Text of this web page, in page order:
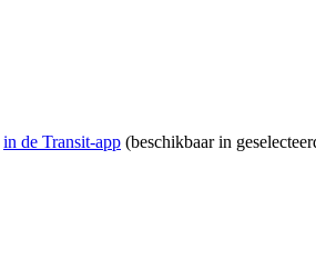
in de Transit-app (beschikbaar in